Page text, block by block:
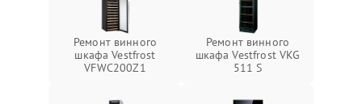
Ремонт винного
шкафа Vestfrost
VFWC200Z1
Ремонт винного
шкафа Vestfrost VKG
511 S